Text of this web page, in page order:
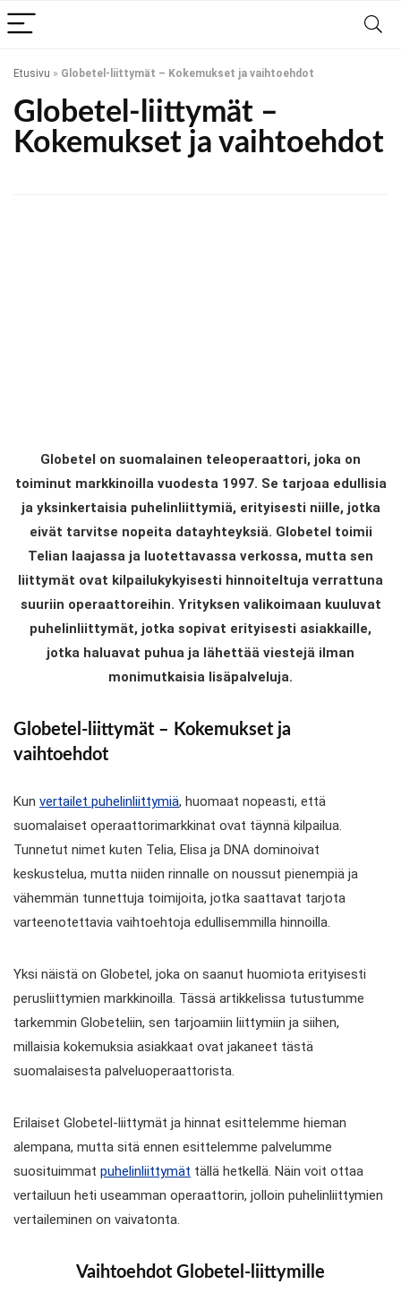
Etusivu » Globetel-liittymät – Kokemukset ja vaihtoehdot
Globetel-liittymät –
Kokemukset ja vaihtoehdot
Globetel on suomalainen teleoperaattori, joka on
toiminut markkinoilla vuodesta 1997. Se tarjoaa edullisia
ja yksinkertaisia puhelinliittymiä, erityisesti niille, jotka
eivät tarvitse nopeita datayhteyksiä. Globetel toimii
Telian laajassa ja luotettavassa verkossa, mutta sen
liittymät ovat kilpailukykyisesti hinnoiteltuja verrattuna
suuriin operaattoreihin. Yrityksen valikoimaan kuuluvat
puhelinliittymät, jotka sopivat erityisesti asiakkaille,
jotka haluavat puhua ja lähettää viestejä ilman
monimutkaisia lisäpalveluja.
Globetel-liittymät – Kokemukset ja
vaihtoehdot
Kun vertailet puhelinliittymiä, huomaat nopeasti, että
suomalaiset operaattorimarkkinat ovat täynnä kilpailua.
Tunnetut nimet kuten Telia, Elisa ja DNA dominoivat
keskustelua, mutta niiden rinnalle on noussut pienempiä ja
vähemmän tunnettuja toimijoita, jotka saattavat tarjota
varteenotettavia vaihtoehtoja edullisemmilla hinnoilla.
Yksi näistä on Globetel, joka on saanut huomiota erityisesti
perusliittymien markkinoilla. Tässä artikkelissa tutustumme
tarkemmin Globeteliin, sen tarjoamiin liittymiin ja siihen,
millaisia kokemuksia asiakkaat ovat jakaneet tästä
suomalaisesta palveluoperaattorista.
Erilaiset Globetel-liittymät ja hinnat esittelemme hieman
alempana, mutta sitä ennen esittelemme palvelumme
suosituimmat puhelinliittymät tällä hetkellä. Näin voit ottaa
vertailuun heti useamman operaattorin, jolloin puhelinliittymien
vertaileminen on vaivatonta.
Vaihtoehdot Globetel-liittymille